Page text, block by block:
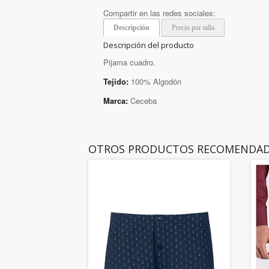
Compartir en las redes sociales:
Descripción Precio por talla
Descripción del producto
Pijama cuadro.
Tejido: 100% Algodón
Marca: Ceceba
OTROS PRODUCTOS